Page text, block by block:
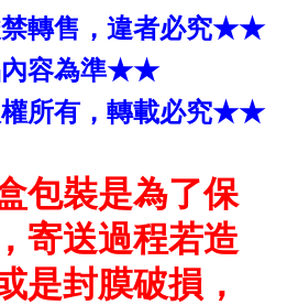
轉售，違者必究★★
容為準★★
所有，轉載必究★★
包裝是為了保
寄送過程若造
是封膜破損，